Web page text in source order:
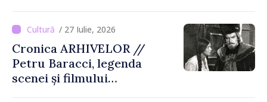
/ 27 Iulie, 2026
Cronica ARHIVELOR //
Petru Baracci, legenda
scenei și filmului